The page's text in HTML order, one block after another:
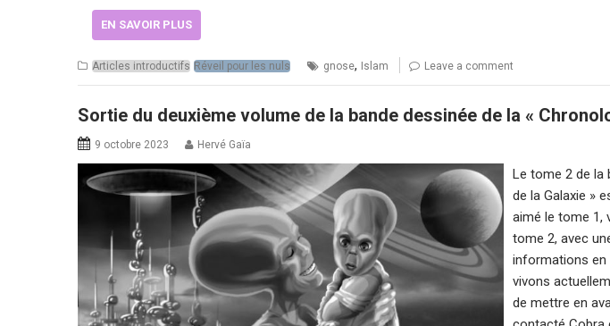
EN SAVOIR PLUS
Articles introductifs Réveil pour les nuls gnose, Islam Leave a comment
Sortie du deuxième volume de la bande dessinée de la «
9 octobre 2023 Hervé Gaïa
Le tome 2 de la
de la Galaxie »
aimé le tome 1,
tome 2, avec
informations en
vivons
de mettre en